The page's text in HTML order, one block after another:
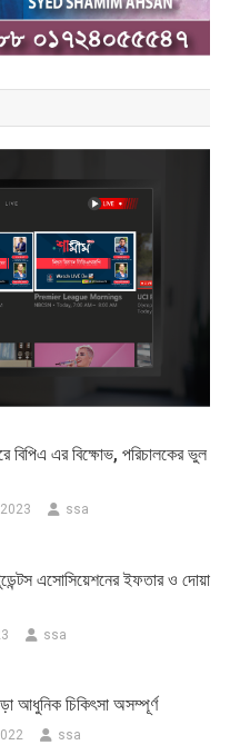
বিপিএ এর বিক্ষোভ, পরিচালকের ভুল
ssa
এসোসিয়েশনের ইফতার ও দোয়া
ssa
আধুনিক চিকিৎসা অসম্পূর্ণ
ssa